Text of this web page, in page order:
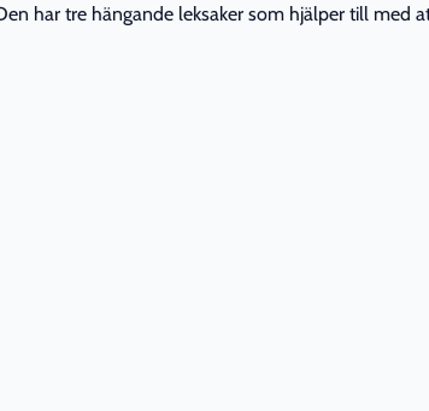
har tre hängande leksaker som hjälper till med